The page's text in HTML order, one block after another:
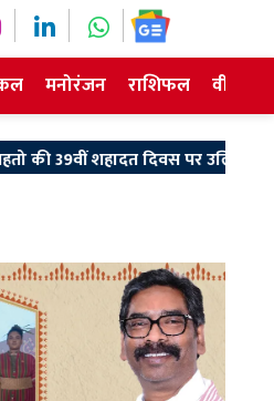
मनोरंजन राशिफल वीडियो
दिवस पर उलियान पहुंचे मुख्यमंत्री हेमंत